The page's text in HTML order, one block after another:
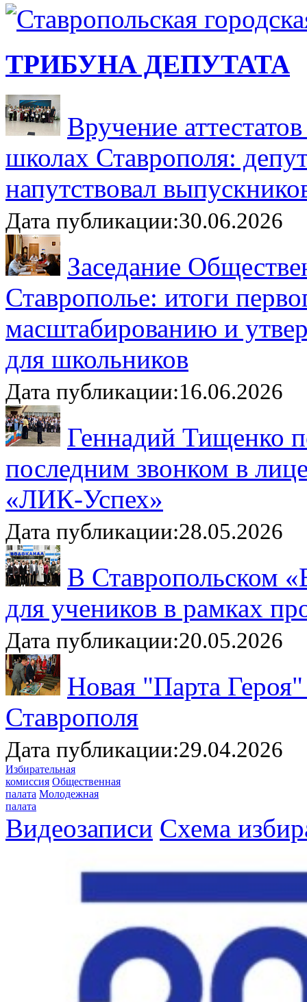
ТРИБУНА ДЕПУТАТА
Вручение
школах Ставрополя:
напутствовал
Дата публикации:30.06.2026
Заседание
Ставрополье: итоги
масштабированию и
для школьников
Дата публикации:16.06.2026
Геннадий Тищенко
последним звонком в
«ЛИК-Успех»
Дата публикации:28.05.2026
В Ставропольском
для учеников в рамках
Дата публикации:20.05.2026
Новая "Парта
Ставрополя
Дата публикации:29.04.2026
Избирательная
комиссия Общественная
палата Молодежная
палата
Видеозаписи Схема